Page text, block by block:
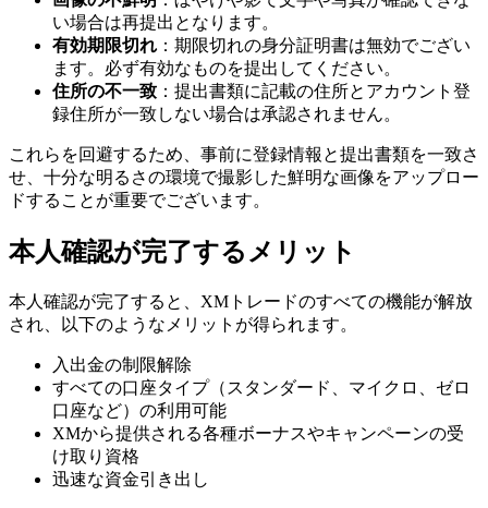
い場合は再提出となります。
有効期限切れ ：期限切れの身分証明書は無効でござい
ます。必ず有効なものを提出してください。
住所の不一致 ：提出書類に記載の住所とアカウント登
録住所が一致しない場合は承認されません。
これらを回避するため、事前に登録情報と提出書類を一致さ
せ、十分な明るさの環境で撮影した鮮明な画像をアップロー
ドすることが重要でございます。
本人確認が完了するメリット
本人確認が完了すると、XMトレードのすべての機能が解放
され、以下のようなメリットが得られます。
入出金の制限解除
すべての口座タイプ（スタンダード、マイクロ、ゼロ
口座など）の利用可能
XMから提供される各種ボーナスやキャンペーンの受
け取り資格
迅速な資金引き出し